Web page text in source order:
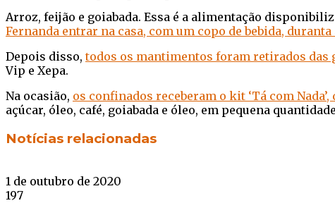
Arroz, feijão e goiabada. Essa é a alimentação
Fernanda entrar na casa, com um copo de bebida,
Depois disso,todos os mantimentos foram retirados das
Vip e Xepa.
Na ocasião, os confinados receberam o kit ‘Tá com
açúcar, óleo, café, goiabada e óleo, em pequena
Facebook
Twitter
WhatsApp
Telegram
Notícias relacionadas
1 de outubro de 2020
197